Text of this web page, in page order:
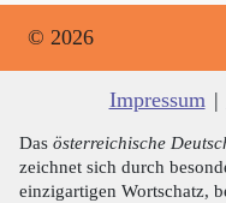
© 2026
Impressum |
Das österreichische
zeichnet sich durch
einzigartigen Wortschatz,